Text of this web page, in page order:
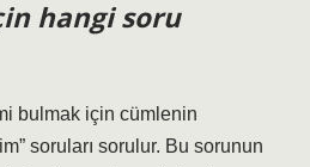
hangi soru
bulmak için cümlenin
soruları sorulur. Bu sorunun